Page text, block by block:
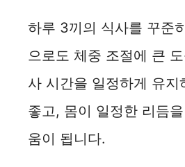
하루 3끼의 식사를 꾸준
으로도 체중 조절에 큰
사 시간을 일정하게 유지
좋고, 몸이 일정한 리듬
움이 됩니다.